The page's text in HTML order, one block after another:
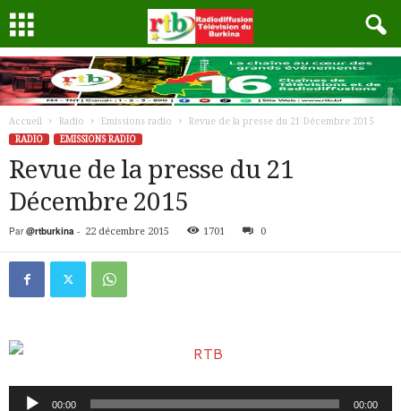
Accueil Radio Emissions radio
Revue de la presse du 21 Décembre 2015
RADIO
EMISSIONS RADIO
Revue de la presse du 21
Décembre 2015
Par @rtburkina - 22 décembre 2015 1701 0
Lecteur00:00 00:00